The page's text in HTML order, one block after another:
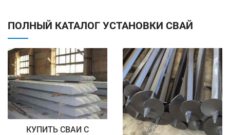
ПОЛНЫЙ КАТАЛОГ УСТАНОВКИ СВАЙ
КУПИТЬ СВАИ С